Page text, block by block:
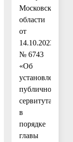
Московской
области
от
14.10.2023
№ 6743
«Об
установлении
публичного
сервитута
в
порядке
главы